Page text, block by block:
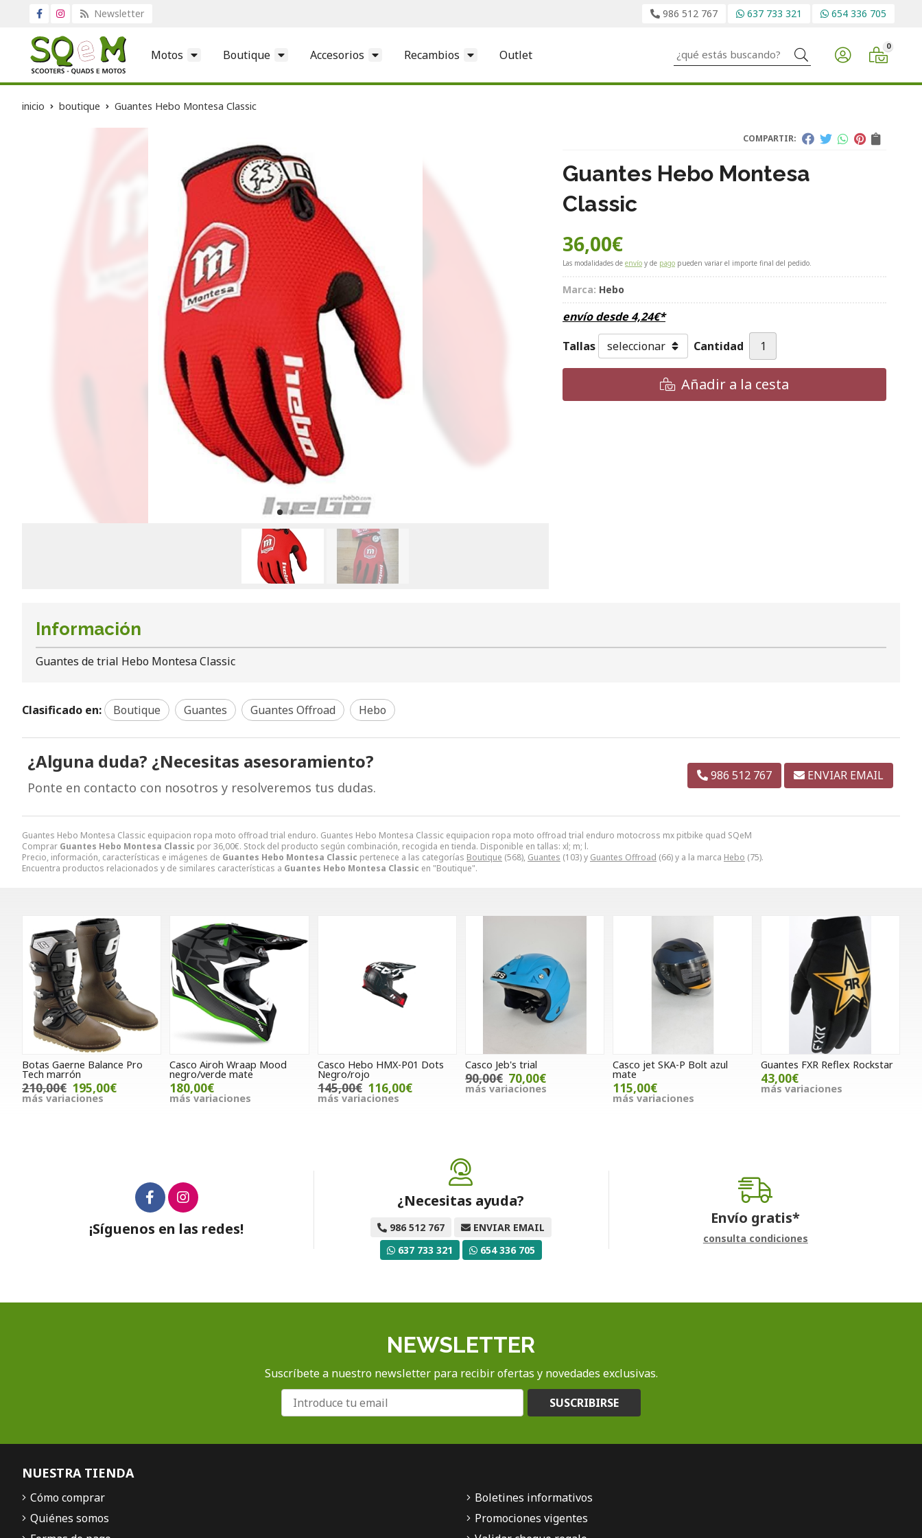
Newsletter 986 512 767 637 733 321 654 336 705
Motos Boutique Accesorios Recambios Outlet Buscar 0
inicio boutique Guantes Hebo Montesa Classic
COMPARTIR:
Guantes Hebo Montesa
Classic
36,00€
Las modalidades de envío y de pago pueden variar el importe final del pedido.
Marca: Hebo
envío desde4,24€*
Tallas
Cantidad
Añadir a la cesta
Guantes Hebo Montesa Classic equipacion ropa moto offroad trial enduro. Guantes Hebo Montesa Classic equipacion ropa moto offroad trial enduro motocross mx pitbike quad SQeM
Comprar Guantes Hebo Montesa Classic por36,00€. Stock del producto según combinación, recogida en tienda. Disponible en tallas: xl; m; l.
Precio, información, características e imágenes de Guantes Hebo Montesa Classic pertenece a las categorías Boutique (568), Guantes (103) y Guantes Offroad (66) y a la marca Hebo (75).
Encuentra productos relacionados y de similares características a Guantes Hebo Montesa Classic en "Boutique".
Información
Guantes de trial Hebo Montesa Classic
Clasificado en: Boutique Guantes Guantes Offroad Hebo
¿Alguna duda? ¿Necesitas asesoramiento?
Ponte en contacto con nosotros y resolveremos tus dudas.
986 512 767 ENVIAR EMAIL
Botas Gaerne Balance Pro
Tech marrón
210,00€ 195,00€
más variaciones
Casco Airoh Wraap Mood
negro/verde mate
180,00€
más variaciones
Casco Hebo HMX-P01 Dots
Negro/rojo
145,00€ 116,00€
más variaciones
Casco Jeb's trial
90,00€ 70,00€
más variaciones
Casco jet SKA-P Bolt azul
mate
115,00€
más variaciones
Guantes FXR Reflex Rockstar
43,00€
más variaciones
¡Síguenos en las redes!
¿Necesitas ayuda?
986 512 767
ENVIAR EMAIL
637 733 321
654 336 705
Envío gratis*
consulta condiciones
NEWSLETTER
Suscríbete a nuestro newsletter para recibir ofertas y novedades exclusivas.
SUSCRIBIRSE
NUESTRA TIENDA
Cómo comprar
Quiénes somos
Boletines informativos
Promociones vigentes